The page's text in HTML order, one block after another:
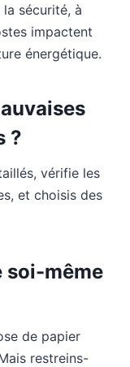
sécurité, à
impactent
énergétique.
?
vérifie les
et choisis des
soi-même
de papier
restreins-